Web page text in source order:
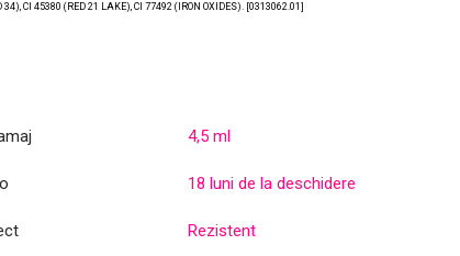
34), CI 45380 (RED 21 LAKE), CI 77492 (IRON OXIDES). [0313062.01]
4,5 ml
18 luni de la deschidere
Rezistent